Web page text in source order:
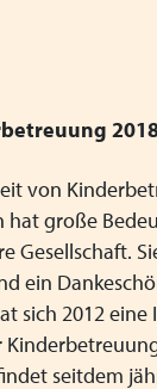
Arbeit
„Blickpunkt
bundesweit
Kinder und
betreuung
von
hat große
Gesellschaft.
ein
sich 2012
seitdem